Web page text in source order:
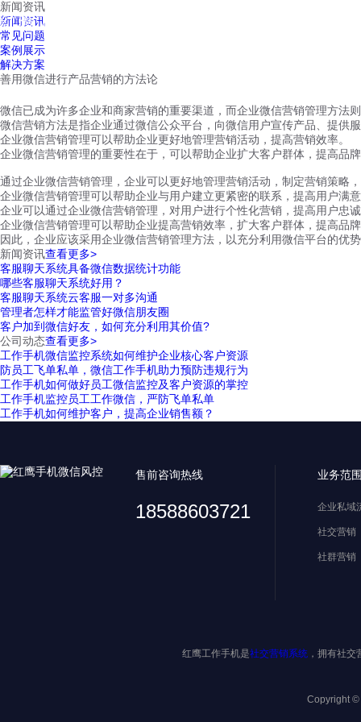
红鹰工作手机
新闻资讯
新闻资讯
常见问题
案例展示
解决方案
善用微信进行产品营销的方法论
微信已成为许多企业和商家营销的重要渠道，而企业微信营销管理方法
微信营销方法是指企业通过微信公众平台，向微信用户宣传产品、提供
企业微信营销管理可以帮助企业更好地管理营销活动，提高营销效率。
企业微信营销管理的重要性在于，可以帮助企业扩大客户群体，提高品
通过企业微信营销管理，企业可以更好地管理营销活动，制定营销策略
企业微信营销管理可以帮助企业与用户建立更紧密的联系，提高用户满
企业可以通过企业微信营销管理，对用户进行个性化营销，提高用户忠
企业微信营销管理可以帮助企业提高营销效率，扩大客户群体，提高品
因此，企业应该采用企业微信营销管理方法，以充分利用微信平台的优
新闻资讯查看更多>
客服聊天系统具备微信数据统计功能
哪些客服聊天系统好用？
客服聊天系统云客服一对多沟通
管理者怎样才能监管好微信朋友圈
客户加到微信好友，如何充分利用其价值?
公司动态查看更多>
工作手机微信监控系统如何维护企业核心客户资源
防员工飞单私单，微信工作手机助力预防违规行为
工作手机如何做好员工微信监控及客户资源的掌控
工作手机监控员工工作微信，严防飞单私单
工作手机如何维护客户，提高企业销售额？
售前咨询热线
18588603721
业务范
企业私域
社交营销
社群营销
红鹰工作手机是社交营销系统 ，拥有社
Copyright ©